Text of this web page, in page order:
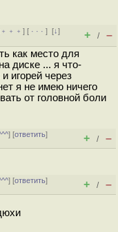
﹢﹢﹢] [ · · ·][↓]
+ / –
как место для
диске ... я что-
игорей через
я не имею ничего
от головной боли
] [ответить]
+ / –
] [ответить]
+ / –